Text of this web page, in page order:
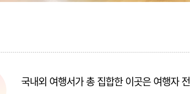
국내외 여행서가 총 집합한 이곳은 여행자